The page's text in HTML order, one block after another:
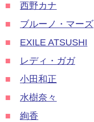
■
西野カナ
■
ブルーノ・マーズ
■
EXILE ATSUSHI
■
レディ・ガガ
■
小田和正
■
水樹奈々
■
絢香